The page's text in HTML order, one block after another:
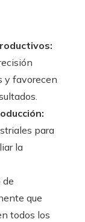
y favorecen
para
la
de
que
todos los